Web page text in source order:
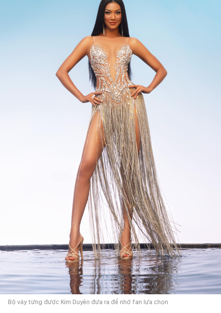
Bộ váy từng được Kim Duyên đưa ra để nhờ fan lựa chọn